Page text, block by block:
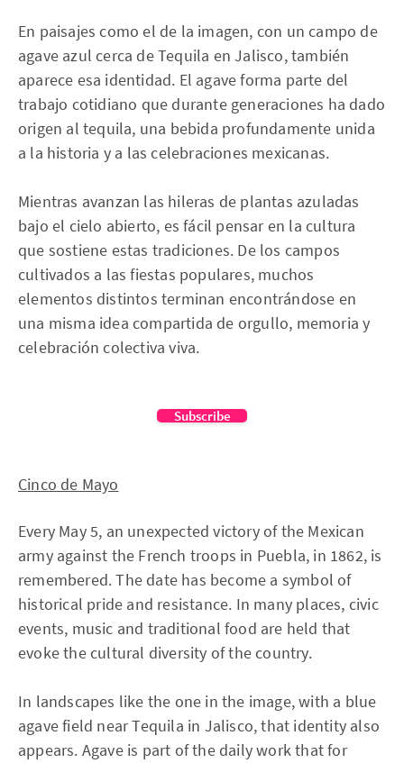
En paisajes como el de la imagen, con un campo de
agave azul cerca de Tequila en Jalisco, también
aparece esa identidad. El agave forma parte del
trabajo cotidiano que durante generaciones ha dado
origen al tequila, una bebida profundamente unida
a la historia y a las celebraciones mexicanas.
Mientras avanzan las hileras de plantas azuladas
bajo el cielo abierto, es fácil pensar en la cultura
que sostiene estas tradiciones. De los campos
cultivados a las fiestas populares, muchos
elementos distintos terminan encontrándose en
una misma idea compartida de orgullo, memoria y
celebración colectiva viva.
Subscribe
Cinco de Mayo
Every May 5, an unexpected victory of the Mexican
army against the French troops in Puebla, in 1862, is
remembered. The date has become a symbol of
historical pride and resistance. In many places, civic
events, music and traditional food are held that
evoke the cultural diversity of the country.
In landscapes like the one in the image, with a blue
agave field near Tequila in Jalisco, that identity also
appears. Agave is part of the daily work that for